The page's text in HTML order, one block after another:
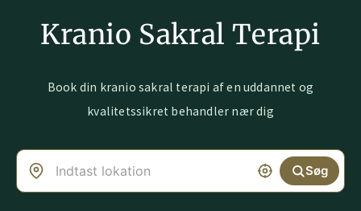
Kranio Sakral Terapi
Book din kranio sakral terapi af en uddannet og
kvalitetssikret behandler nær dig
Søg